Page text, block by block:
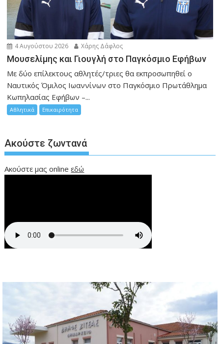
4 Αυγούστου 2026 Χάρης Δάφλος
Μουσελίμης και Γιουγλή στο Παγκόσμιο Εφήβων
Mε δύο επίλεκτους αθλητές/τριες θα εκπροσωπηθεί ο
Ναυτικός Όμιλος Ιωαννίνων στο Παγκόσμιο Πρωτάθλημα
Κωπηλασίας Εφήβων –...
Αθλητικά Επικαιρότητα
Ακούστε ζωντανά
Ακούστε μας onlineεδώ